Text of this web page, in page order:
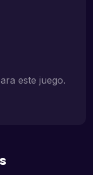
este juego.